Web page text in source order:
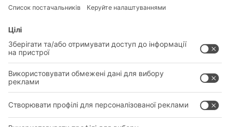
у той самий час
Федеральний уряд та енергетична промисловість
домовляються про припинення виробництва
атомної енергії.